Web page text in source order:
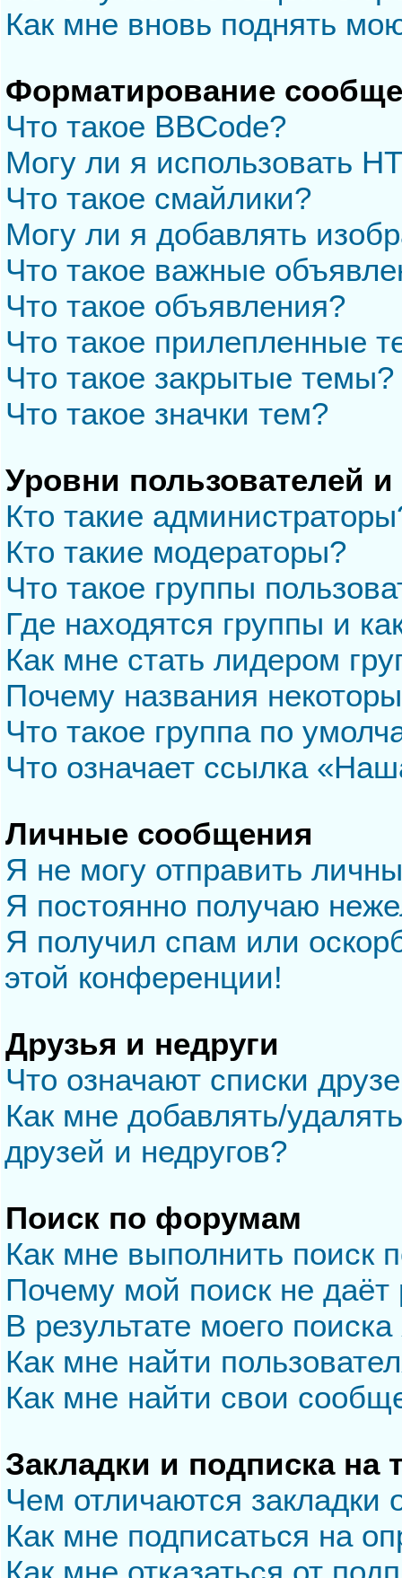
Как мне вновь поднять
Форматирование
Что такое BBCode?
Могу ли я использовать
Что такое смайлики?
Могу ли я добавлять
Что такое важные
Что такое объявления?
Что такое прилепленные
Что такое закрытые темы?
Что такое значки тем?
Уровни пользователей
Кто такие
Кто такие модераторы?
Что такое группы
Где находятся группы и
Как мне стать лидером
Почему названия
Что такое группа по
Что означает ссылка
Личные сообщения
Я не могу отправить
Я постоянно получаю
Я получил спам или
этой конференции!
Друзья и недруги
Что означают списки
Как мне добавлять/
друзей и недругов?
Поиск по форумам
Как мне выполнить
Почему мой поиск не даёт
В результате моего
Как мне найти
Как мне найти свои
Закладки и подписка на
Чем отличаются закладки
Как мне подписаться на